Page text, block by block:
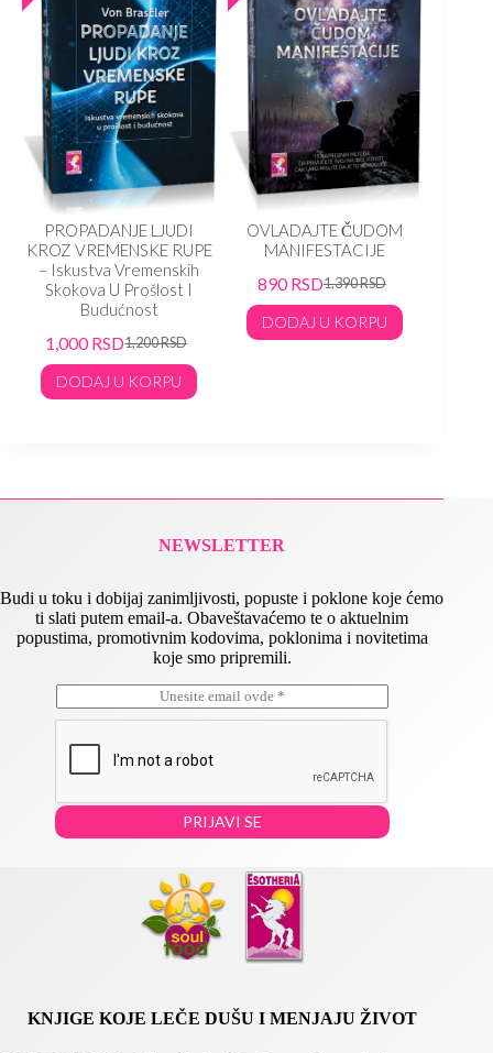
PROPADANJE LJUDI
KROZ VREMENSKE RUPE
– Iskustva Vremenskih
Skokova U Prošlost I
Budućnost
1,200RSD
1,000RSD
DODAJ U KORPU
OVLADAJTE ČUDOM
MANIFESTACIJE
1,390RSD
890RSD
DODAJ U KORPU
NEWSLETTER
Budi u toku i dobijaj zanimljivosti, popuste i poklone koje ćemo
ti slati putem email-a. Obaveštavaćemo te o aktuelnim
popustima, promotivnim kodovima, poklonima i novitetima
koje smo pripremili.
m
m
m
PRIJAVI SE
KNJIGE KOJE LEČE DUŠU I MENJAJU ŽIVOT